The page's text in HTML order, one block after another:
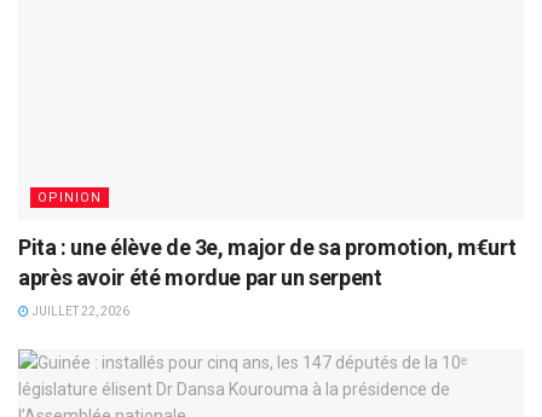
OPINION
Pita : une élève de 3e, major de sa promotion, m€urt
après avoir été mordue par un serpent
JUILLET 22, 2026